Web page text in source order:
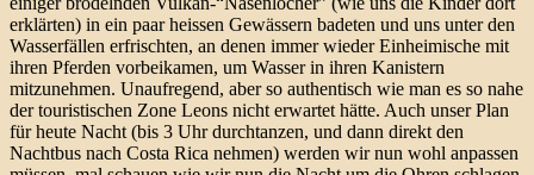
erklärten) in ein paar heissen Gewässern badeten und uns unter den
Wasserfällen erfrischten, an denen immer wieder Einheimische mit
ihren Pferden vorbeikamen, um Wasser in ihren Kanistern
mitzunehmen. Unaufregend, aber so authentisch wie man es so nahe
der touristischen Zone Leons nicht erwartet hätte. Auch unser Plan
für heute Nacht (bis 3 Uhr durchtanzen, und dann direkt den
Nachtbus nach Costa Rica nehmen) werden wir nun wohl anpassen